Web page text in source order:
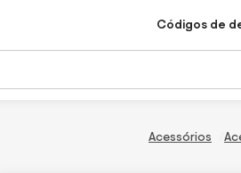
Códigos de
Acessórios